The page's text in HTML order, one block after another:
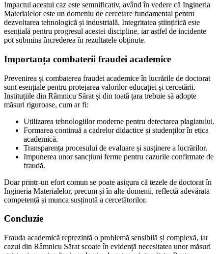
Impactul acestui caz este semnificativ, având în vedere că Ingineria
Materialelor este un domeniu de cercetare fundamental pentru
dezvoltarea tehnologică și industrială. Integritatea științifică este
esențială pentru progresul acestei discipline, iar astfel de incidente
pot submina încrederea în rezultatele obținute.
Importanța combaterii fraudei academice
Prevenirea și combaterea fraudei academice în lucrările de doctorat
sunt esențiale pentru protejarea valorilor educației și cercetării.
Instituțiile din Râmnicu Sărat și din toată țara trebuie să adopte
măsuri riguroase, cum ar fi:
Utilizarea tehnologiilor moderne pentru detectarea plagiatului.
Formarea continuă a cadrelor didactice și studenților în etica
academică.
Transparența procesului de evaluare și susținere a lucrărilor.
Impunerea unor sancțiuni ferme pentru cazurile confirmate de
fraudă.
Doar printr-un efort comun se poate asigura că tezele de doctorat în
Ingineria Materialelor, precum și în alte domenii, reflectă adevărata
competență și munca susținută a cercetătorilor.
Concluzie
Frauda academică reprezintă o problemă sensibilă și complexă, iar
cazul din Râmnicu Sărat scoate în evidență necesitatea unor măsuri